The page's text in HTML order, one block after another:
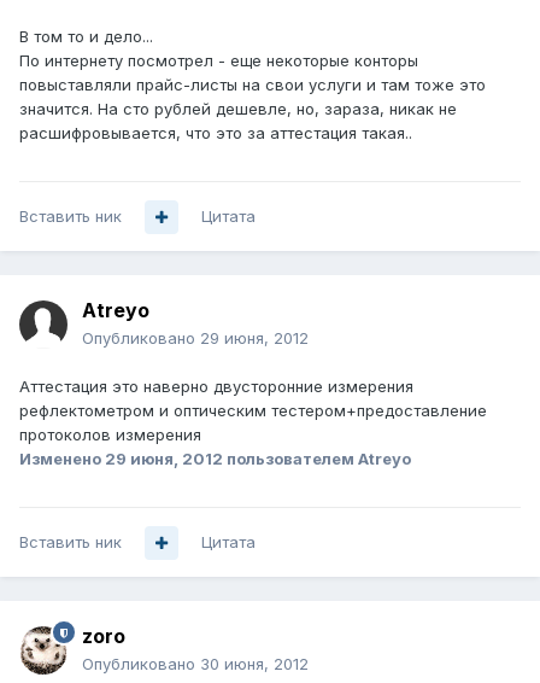
В том то и дело...
По интернету посмотрел - еще некоторые конторы
повыставляли прайс-листы на свои услуги и там тоже это
значится. На сто рублей дешевле, но, зараза, никак не
расшифровывается, что это за аттестация такая..
Вставить ник Цитата
Atreyo
Опубликовано 29 июня, 2012
Аттестация это наверно двусторонние измерения
рефлектометром и оптическим тестером+предоставление
протоколов измерения
Изменено 29 июня, 2012 пользователем Atreyo
Вставить ник Цитата
zoro
Опубликовано 30 июня, 2012